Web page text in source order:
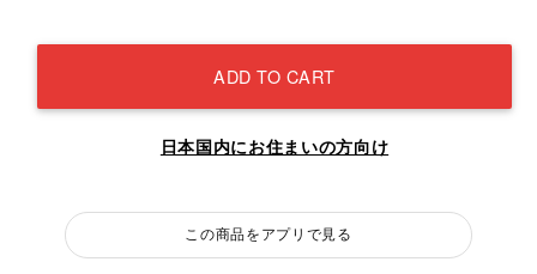
ADD TO CART
日本国内にお住まいの方向け
この商品をアプリで見る